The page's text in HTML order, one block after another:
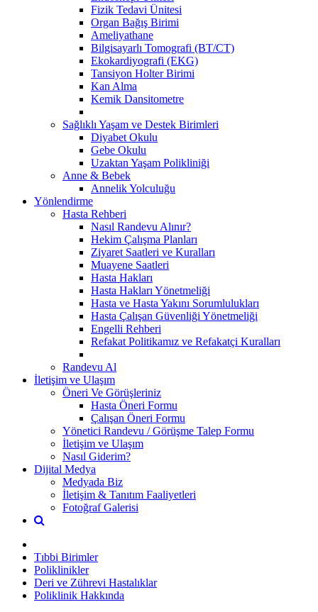
Fizik Tedavi Ünitesi
Organ Bağış Birimi
Ameliyathane
Bilgisayarlı Tomografi (BT/CT)
Ekokardiyografi (EKG)
Tansiyon Holter Birimi
Kan Alma
Kemik Dansitometre
Sağlıklı Yaşam ve Destek Birimleri
Diyabet Okulu
Gebe Okulu
Uzaktan Yaşam Polikliniği
Anne & Bebek
Annelik Yolculuğu
Yönlendirme
Hasta Rehberi
Nasıl Randevu Alınır?
Hekim Çalışma Planları
Ziyaret Saatleri ve Kuralları
Muayene Saatleri
Hasta Hakları
Hasta Hakları Yönetmeliği
Hasta ve Hasta Yakını Sorumlulukları
Hasta Çalışan Güvenliği Yönetmeliği
Engelli Rehberi
Refakat Politikamız ve Refakatçi Kuralları
Randevu Al
İletişim ve Ulaşım
Öneri Ve Görüşleriniz
Hasta Öneri Formu
Çalışan Öneri Formu
Yönetici Randevu / Görüşme Talep Formu
İletişim ve Ulaşım
Nasıl Giderim?
Dijital Medya
Medyada Biz
İletişim & Tanıtım Faaliyetleri
Fotoğraf Galerisi
Tıbbi Birimler
Poliklinikler
Deri ve Zührevi Hastalıklar
Poliklinik Hakkında